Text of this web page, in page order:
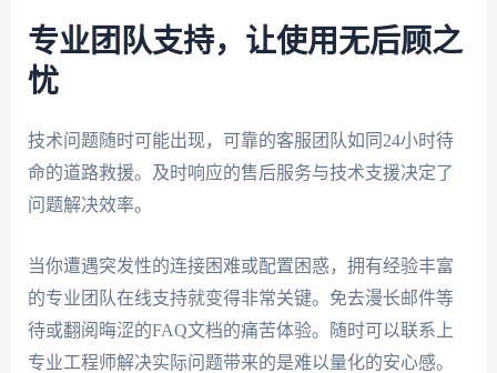
专业团队支持，让使用无后顾之
忧
技术问题随时可能出现，可靠的客服团队如同24小时待
命的道路救援。及时响应的售后服务与技术支援决定了
问题解决效率。
当你遭遇突发性的连接困难或配置困惑，拥有经验丰富
的专业团队在线支持就变得非常关键。免去漫长邮件等
待或翻阅晦涩的FAQ文档的痛苦体验。随时可以联系上
专业工程师解决实际问题带来的是难以量化的安心感。